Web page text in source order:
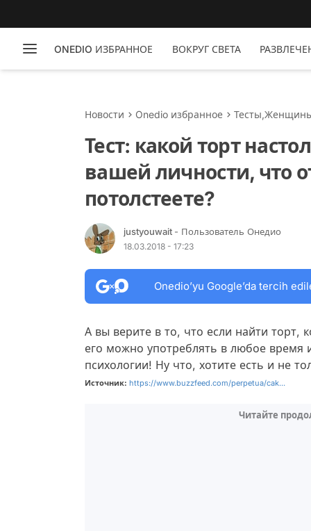
ONEDIO ИЗБРАННОЕ ВОКРУГ СВЕТА
Новости Onedio избранное Тесты,
Тест: какой торт
вашей личности, что
потолстеете?
justyouwait - Пользователь Онедио
18.03.2018 - 17:23
Onedio’yu Google’da tercih
А вы верите в то, что если найти торт,
его можно употреблять в любое время
психологии! Ну что, хотите есть и не
Источник: https://www.buzzfeed.com/perpetua/cak...
Читайте